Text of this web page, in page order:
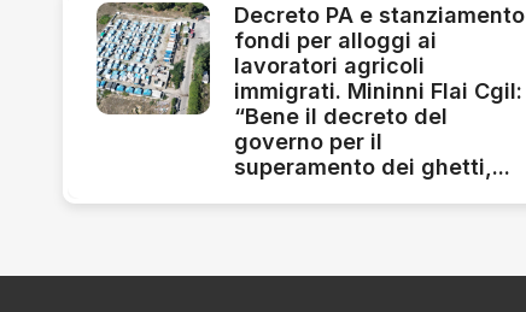
Decreto PA e stanziamento
fondi per alloggi ai
lavoratori agricoli
immigrati. Mininni Flai Cgil:
“Bene il decreto del
governo per il
superamento dei ghetti,...